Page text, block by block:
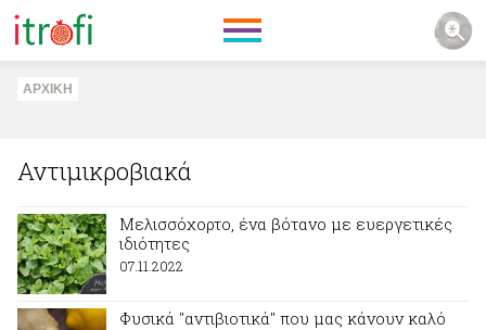
ΑΡΧΙΚΗ
Αντιμικροβιακά
Μελισσόχορτο, ένα βότανο με ευεργετικές
ιδιότητες
07.11.2022
Φυσικά "αντιβιοτικά" που μας κάνουν καλό